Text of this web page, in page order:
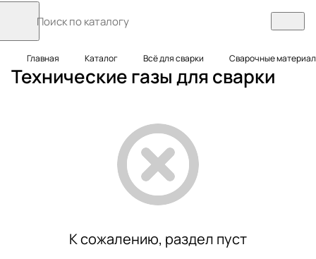
Главная Каталог Всё для сварки Сварочные
Технические газы для сварки
К сожалению, раздел пуст